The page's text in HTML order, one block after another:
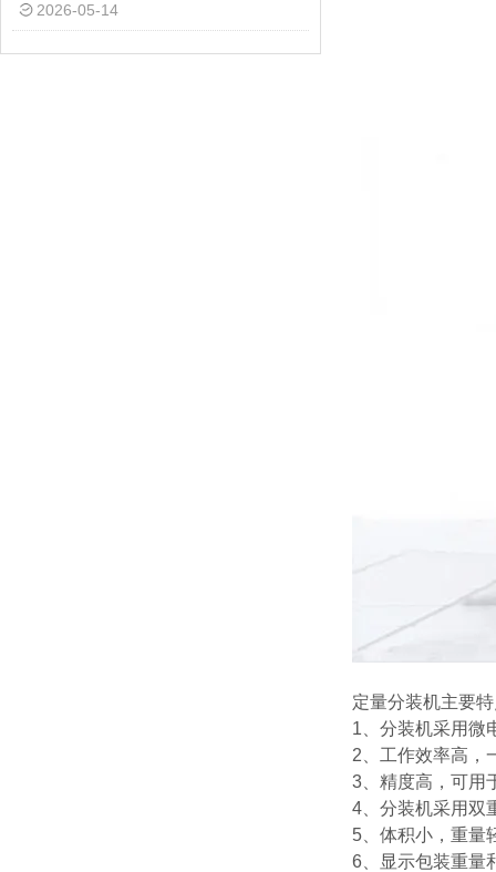
2026-05-14
定量分装机主要
1、分装机采用微
2、工作效率高，
3、精度高，可用
4、分装机采用双
5、体积小，重量
6、显示包装重量